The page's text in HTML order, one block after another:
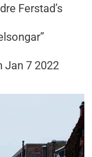
Ferstad’s
Jan 7 2022